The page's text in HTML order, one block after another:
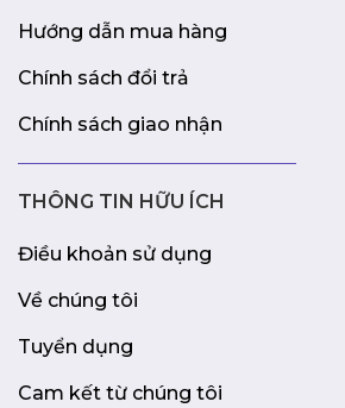
Hướng dẫn mua hàng
Chính sách đổi trả
Chính sách giao nhận
THÔNG TIN HỮU ÍCH
Điều khoản sử dụng
Về chúng tôi
Tuyển dụng
Cam kết từ chúng tôi